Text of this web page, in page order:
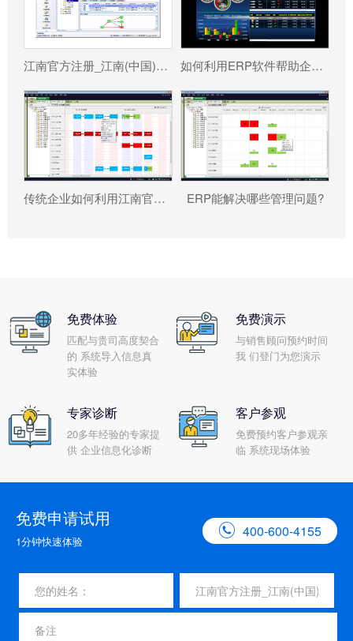
江南官方注册_江南(中国)官方 分为哪几种类型? 如何利用ERP软件帮助企业更好地规避风险?
传统企业如何利用江南官方注册_江南(中国)官方 重塑竞争力? ERP能解决哪些管理问题?
免费体验
匹配与贵司高度契合
的 系统导入信息真
实体验
免费演示
与销售顾问预约时间
我 们登门为您演示
专家诊断
20多年经验的专家提
供 企业信息化诊断
客户参观
免费预约客户参观亲
临 系统现场体验
免费申请试用
1分钟快速体验
 400-600-4155